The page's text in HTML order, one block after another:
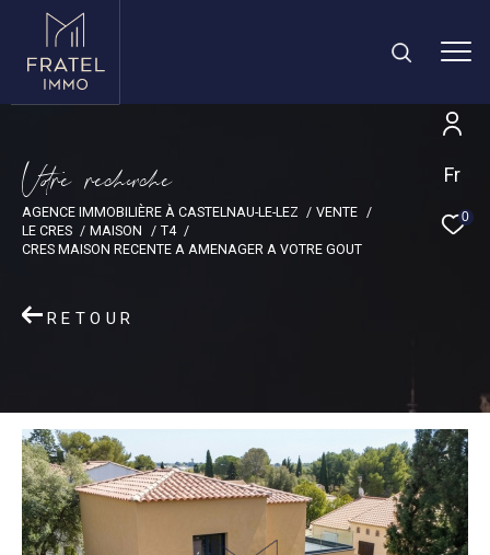
Fr
0
Vore recece
AGENCE IMMOBILIÈRE À CASTELNAU-LE-LEZ
VENTE
LE CRES
MAISON
T4
CRES MAISON RECENTE A AMENAGER A VOTRE GOUT
RETOUR